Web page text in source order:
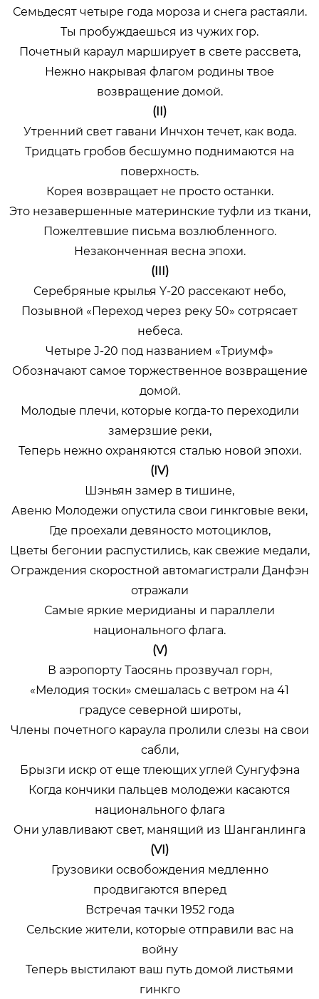
Семьдесят четыре года мороза и снега растаяли.
Ты пробуждаешься из чужих гор.
Почетный караул марширует в свете рассвета,
Нежно накрывая флагом родины твое
возвращение домой.
(II)
Утренний свет гавани Инчхон течет, как вода.
Тридцать гробов бесшумно поднимаются на
поверхность.
Корея возвращает не просто останки.
Это незавершенные материнские туфли из ткани,
Пожелтевшие письма возлюбленного.
Незаконченная весна эпохи.
(III)
Серебряные крылья Y-20 рассекают небо,
Позывной «Переход через реку 50» сотрясает
небеса.
Четыре J-20 под названием «Триумф»
Обозначают самое торжественное возвращение
домой.
Молодые плечи, которые когда-то переходили
замерзшие реки,
Теперь нежно охраняются сталью новой эпохи.
(IV)
Шэньян замер в тишине,
Авеню Молодежи опустила свои гинкговые веки,
Где проехали девяносто мотоциклов,
Цветы бегонии распустились, как свежие медали,
Ограждения скоростной автомагистрали Данфэн
отражали
Самые яркие меридианы и параллели
национального флага.
(V)
В аэропорту Таосянь прозвучал горн,
«Мелодия тоски» смешалась с ветром на 41
градусе северной широты,
Члены почетного караула пролили слезы на свои
сабли,
Брызги искр от еще тлеющих углей Сунгуфэна
Когда кончики пальцев молодежи касаются
национального флага
Они улавливают свет, манящий из Шанганлинга
(VI)
Грузовики освобождения медленно
продвигаются вперед
Встречая тачки 1952 года
Сельские жители, которые отправили вас на
войну
Теперь выстилают ваш путь домой листьями
гинкго